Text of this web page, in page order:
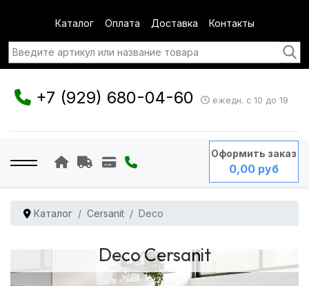
Каталог Оплата Доставка Контакты
+7 (929) 680-04-60 ежедн. с 10 до 19
Оформить заказ
0,00 руб
Каталог Cersanit Deco
Deco Cersanit